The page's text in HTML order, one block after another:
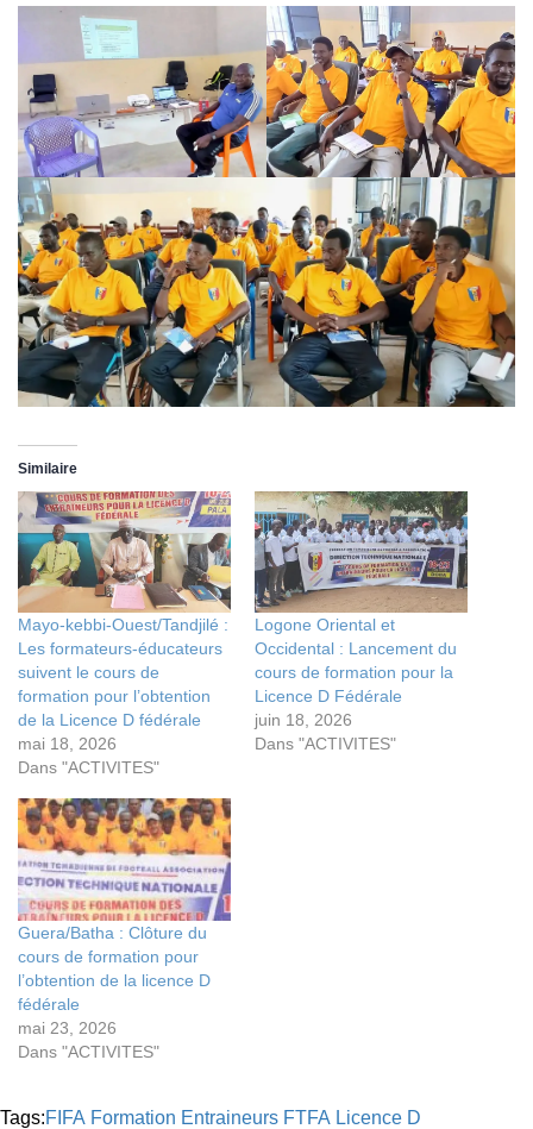
Similaire
Mayo-kebbi-Ouest/Tandjilé :
Les formateurs-éducateurs
suivent le cours de
formation pour l’obtention
de la Licence D fédérale
mai 18, 2026
Dans "ACTIVITES"
Logone Oriental et
Occidental : Lancement du
cours de formation pour la
Licence D Fédérale
juin 18, 2026
Dans "ACTIVITES"
Guera/Batha : Clôture du
cours de formation pour
l’obtention de la licence D
fédérale
mai 23, 2026
Dans "ACTIVITES"
Tags:FIFA Formation Entraineurs FTFA Licence D